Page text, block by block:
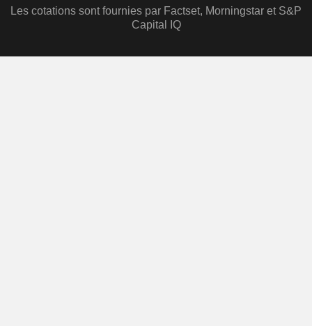
Les cotations sont fournies par Factset, Morningstar et S&P
Capital IQ